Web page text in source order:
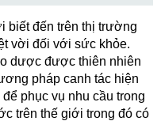
biết đến trên thị trường
vời đối với sức khỏe.
dược được thiên nhiên
pháp canh tác hiện
phục vụ nhu cầu trong
trên thế giới trong đó có